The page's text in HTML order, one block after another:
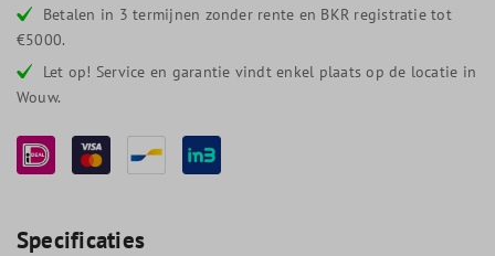
Betalen in 3 termijnen zonder rente en BKR registratie tot
€5000.
Let op! Service en garantie vindt enkel plaats op de locatie in
Wouw.
Specificaties